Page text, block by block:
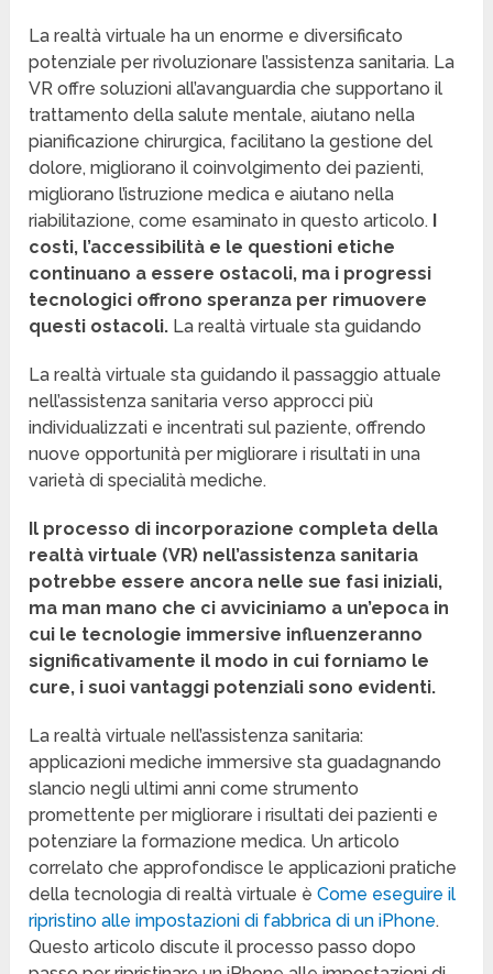
La realtà virtuale ha un enorme e diversificato
potenziale per rivoluzionare l’assistenza sanitaria. La
VR offre soluzioni all’avanguardia che supportano il
trattamento della salute mentale, aiutano nella
pianificazione chirurgica, facilitano la gestione del
dolore, migliorano il coinvolgimento dei pazienti,
migliorano l’istruzione medica e aiutano nella
riabilitazione, come esaminato in questo articolo.
costi, l’accessibilità e le questioni etiche
continuano a essere ostacoli, ma i progressi
tecnologici offrono speranza per rimuovere
questi ostacoli. La realtà virtuale sta guidando
La realtà virtuale sta guidando il passaggio attuale
nell’assistenza sanitaria verso approcci più
individualizzati e incentrati sul paziente, offrendo
nuove opportunità per migliorare i risultati in una
varietà di specialità mediche.
Il processo di incorporazione completa della
realtà virtuale (VR) nell’assistenza sanitaria
potrebbe essere ancora nelle sue fasi iniziali,
ma man mano che ci avviciniamo a un’epoca in
cui le tecnologie immersive influenzeranno
significativamente il modo in cui forniamo le
cure, i suoi vantaggi potenziali sono evidenti.
La realtà virtuale nell’assistenza sanitaria:
applicazioni mediche immersive sta guadagnando
slancio negli ultimi anni come strumento
promettente per migliorare i risultati dei pazienti e
potenziare la formazione medica. Un articolo
correlato che approfondisce le applicazioni pratiche
della tecnologia di realtà virtuale èCome eseguire il
ripristino alle impostazioni di fabbrica di un iPhone.
Questo articolo discute il processo passo dopo